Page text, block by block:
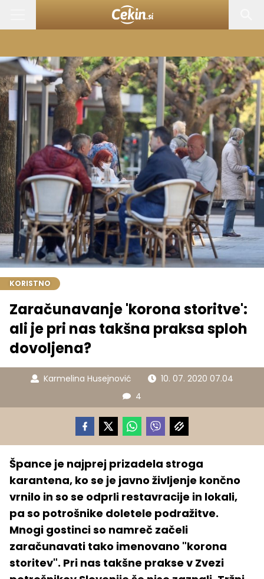
KORISTNO
Zaračunavanje 'korona storitve':
ali je pri nas takšna praksa sploh
dovoljena?
Karmelina Husejnović
10. 07. 2020 07.04
4
Špance je najprej prizadela stroga
karantena, ko se je javno življenje končno
vrnilo in so se odprli restavracije in lokali,
pa so potrošnike doletele podražitve.
Mnogi gostinci so namreč začeli
zaračunavati tako imenovano "korona
storitev". Pri nas takšne prakse v Zvezi